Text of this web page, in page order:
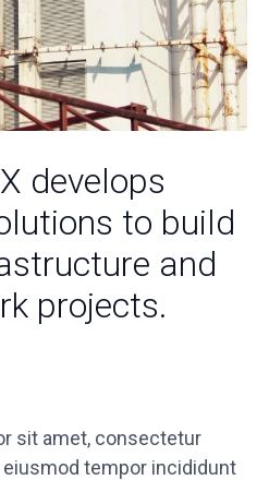
develops
to build
and
projects.
sit amet, consectetur
tempor incididunt